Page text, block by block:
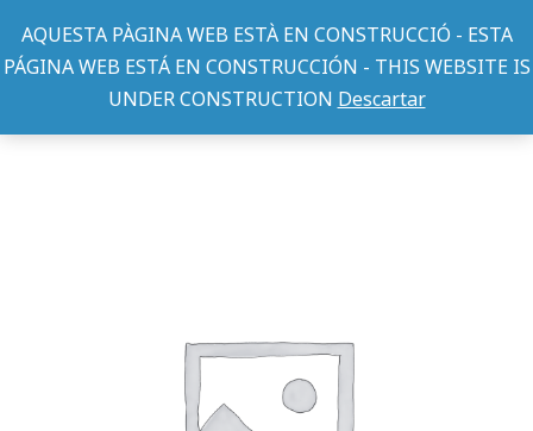
AQUESTA PÀGINA WEB ESTÀ EN CONSTRUCCIÓ - ESTA
PÁGINA WEB ESTÁ EN CONSTRUCCIÓN - THIS WEBSITE IS
UNDER CONSTRUCTION Descartar